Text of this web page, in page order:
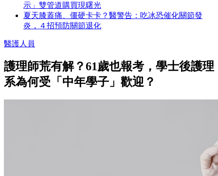
示」雙管道購買現曙光
夏天膝蓋痛、僵硬卡卡？醫警告：吃冰恐催化關節發
炎，４招預防關節退化
醫護人員
護理師荒有解？61歲也報考，學士後護理
系為何受「中年學子」歡迎？